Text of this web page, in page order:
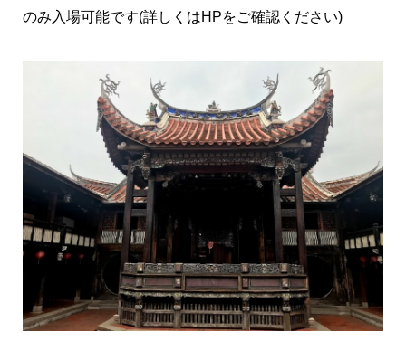
のみ入場可能です(詳しくはHPをご確認ください)